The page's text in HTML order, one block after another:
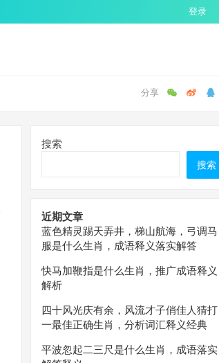
登录
搜索
搜索
近期文章
蓝色精灵踢天弄井，梯山航海，弓调马
服是什么生肖，成语释义落实解答
快马加鞭指是什么生肖，推广成语释义
解析
四十风光庆有余，风流才子俏佳人猜打
一最佳正确生肖，分析词汇释义经典
平波忽起二三尺是什么生肖，成语落实